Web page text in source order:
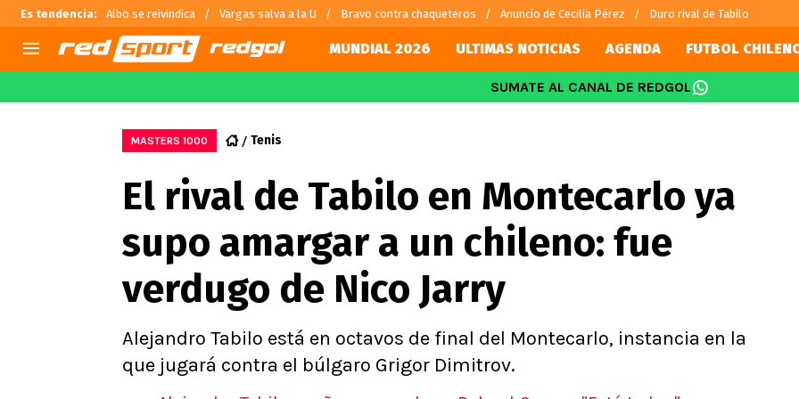
Es tendencia: Albo se reivindica Vargas salva a la U Bravo contra chaqueteros Anuncio de Cecilia Pérez Duro rival de Tabilo
Selección Chilena
U de Chile
U Católica
Campeonato Nacional
Primera B
Segunda División
Copa Chile
Supercopa Chile
Campeonato Femenino
Alexis Sánchez
Carlos Palacios
Chilenos por el mundo
Fútbol Argentino
Fútbol Brasileño
Conference
Ligue 1
MUNDIAL 2026 ULTIMAS NOTICIAS AGENDA FUTBOL
SUMATE AL CANAL DE REDGOL
MASTERS 1000 Tenis
El rival de Tabilo en Montecarlo ya
supo amargar a un chileno: fue
verdugo de Nico Jarry
Alejandro Tabilo está en octavos de final del Montecarlo, instancia en la
que jugará contra el búlgaro Grigor Dimitrov.